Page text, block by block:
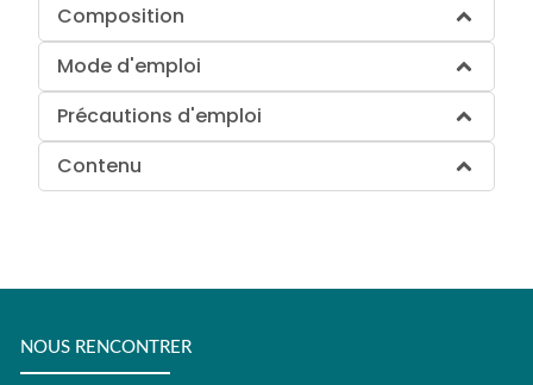
Composition
Mode d'emploi
Précautions d'emploi
Contenu
NOUS RENCONTRER